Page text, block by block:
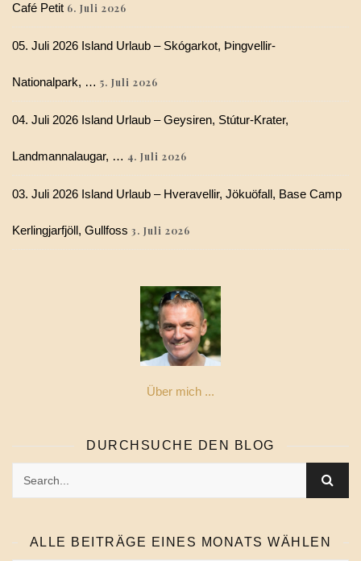
Café Petit 6. Juli 2026
05. Juli 2026 Island Urlaub – Skógarkot, Þingvellir-
Nationalpark, … 5. Juli 2026
04. Juli 2026 Island Urlaub – Geysiren, Stútur-Krater,
Landmannalaugar, … 4. Juli 2026
03. Juli 2026 Island Urlaub – Hveravellir, Jökuöfall, Base Camp
Kerlingjarfjöll, Gullfoss 3. Juli 2026
Über mich ...
DURCHSUCHE DEN BLOG
ALLE BEITRÄGE EINES MONATS WÄHLEN